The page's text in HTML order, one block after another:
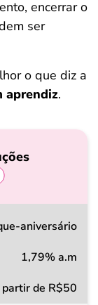
encerrar o
ser
o que diz a
aprendiz.
aniversário
1,79% a.m
de R$50